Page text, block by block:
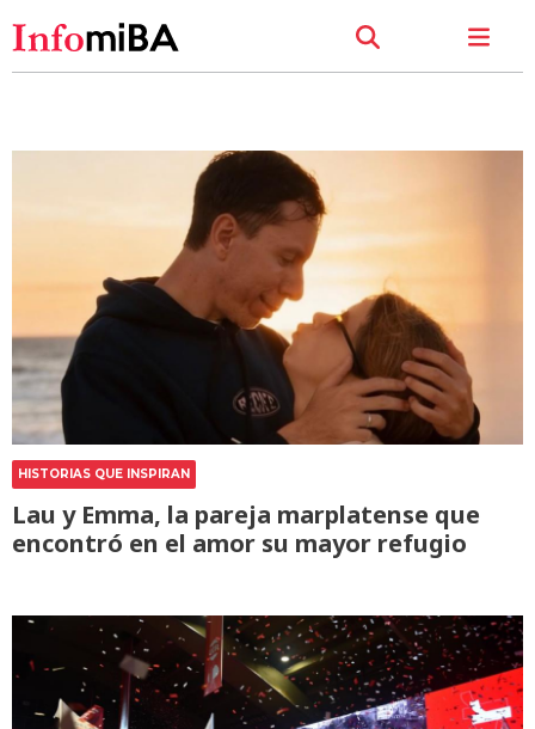
HISTORIAS QUE INSPIRAN
Lau y Emma, la pareja marplatense que
encontró en el amor su mayor refugio